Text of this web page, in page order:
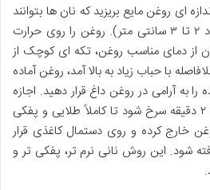
ای روغن مایع بریزید که نان ها بتوانند
در آن شناور شوند (عمق حدود ۲ تا ۳ سانتی متر). روغن را روی حرارت
از دمای مناسب روغن، تکه ای کوچک از
با حباب زیاد به بالا آمد، روغن آماده
به آرامی در روغن داغ قرار دهید. اجازه
دهید هر طرف نان حدود ۱ تا ۲ دقیقه سرخ شود تا کاملاً طلایی و پفکی
خارج کرده و روی دستمال کاغذی قرار
شود. این روش نانی نرم تر، پفکی تر و